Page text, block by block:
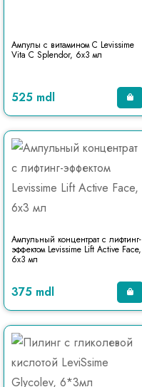
Ампулы с витамином С Levissime
Vita C Splendor, 6x3 мл
525 mdl
Ампульный концентрат с лифтинг-
эффектом Levissime Lift Active Face,
6x3 мл
375 mdl